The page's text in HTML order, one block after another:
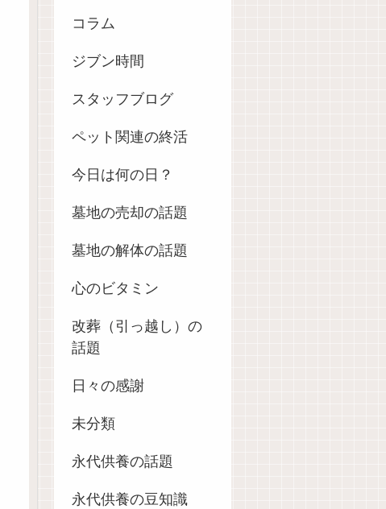
コラム
ジブン時間
スタッフブログ
ペット関連の終活
今日は何の日？
墓地の売却の話題
墓地の解体の話題
心のビタミン
改葬（引っ越し）の
話題
日々の感謝
未分類
永代供養の話題
永代供養の豆知識